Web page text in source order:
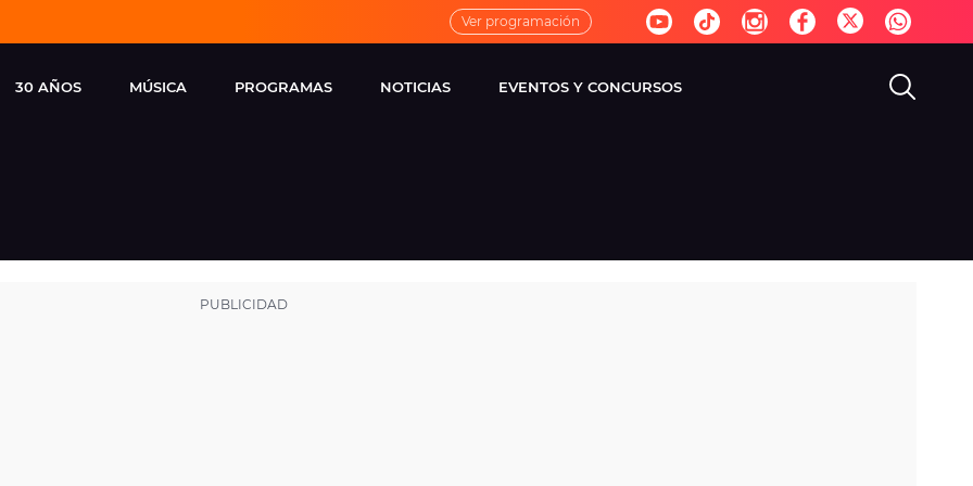
Ver programación
30 AÑOS MÚSICA
FM
PROGRAMAS
VIRALES
NOTICIAS EVENTOS Y CONCURSOS